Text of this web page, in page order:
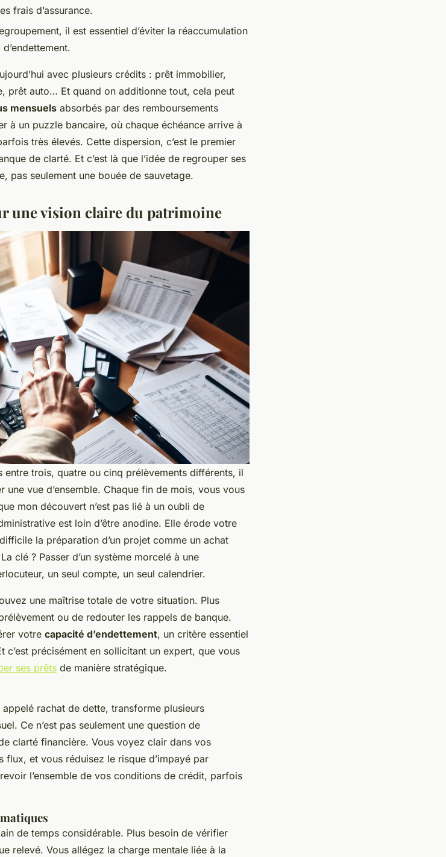
frais d’assurance.
il est essentiel d’éviter la réaccumulation
avec plusieurs crédits : prêt immobilier,
prêt auto… Et quand on additionne tout, cela peut
mensuels absorbés par des remboursements
à un puzzle bancaire, où chaque échéance arrive à
très élevés. Cette dispersion, c’est le premier
de clarté. Et c’est là que l’idée de regrouper ses
pas seulement une bouée de sauvetage.
une vision claire du patrimoine
entre trois, quatre ou cinq prélèvements différents, il
vue d’ensemble. Chaque fin de mois, vous vous
mon découvert n’est pas lié à un oubli de
est loin d’être anodine. Elle érode votre
la préparation d’un projet comme un achat
clé ? Passer d’un système morcelé à une
un seul compte, un seul calendrier.
une maîtrise totale de votre situation. Plus
ou de redouter les rappels de banque.
votre capacité d’endettement, un critère essentiel
précisément en sollicitant un expert, que vous
ses prêts de manière stratégique.
rachat de dette, transforme plusieurs
Ce n’est pas seulement une question de
clarté financière. Vous voyez clair dans vos
et vous réduisez le risque d’impayé par
l’ensemble de vos conditions de crédit, parfois
de temps considérable. Plus besoin de vérifier
relevé. Vous allégez la charge mentale liée à la